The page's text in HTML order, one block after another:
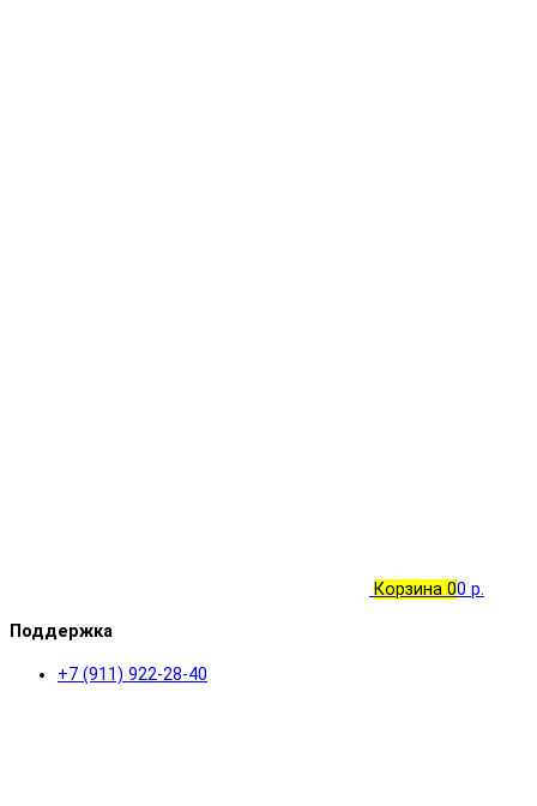
Корзина 00 р.
Поддержка
+7 (911) 922-28-40